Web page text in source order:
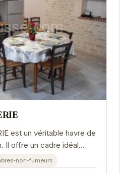
est un véritable havre de
Il offre un cadre idéal
du calme de la...
non-fumeurs